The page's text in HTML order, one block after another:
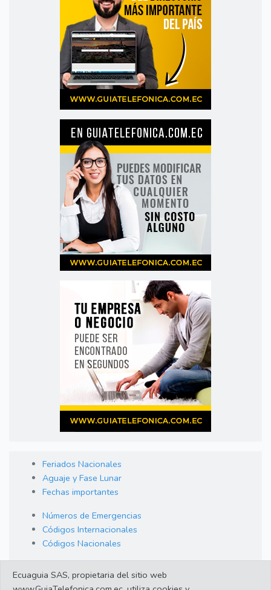
Feriados Nacionales
Aguaje y Fase Lunar
Fechas importantes
Números de Emergencias
Códigos Internacionales
Códigos Nacionales
Cambio de Divisas
Ecuaguia SAS, propietaria del sitio web